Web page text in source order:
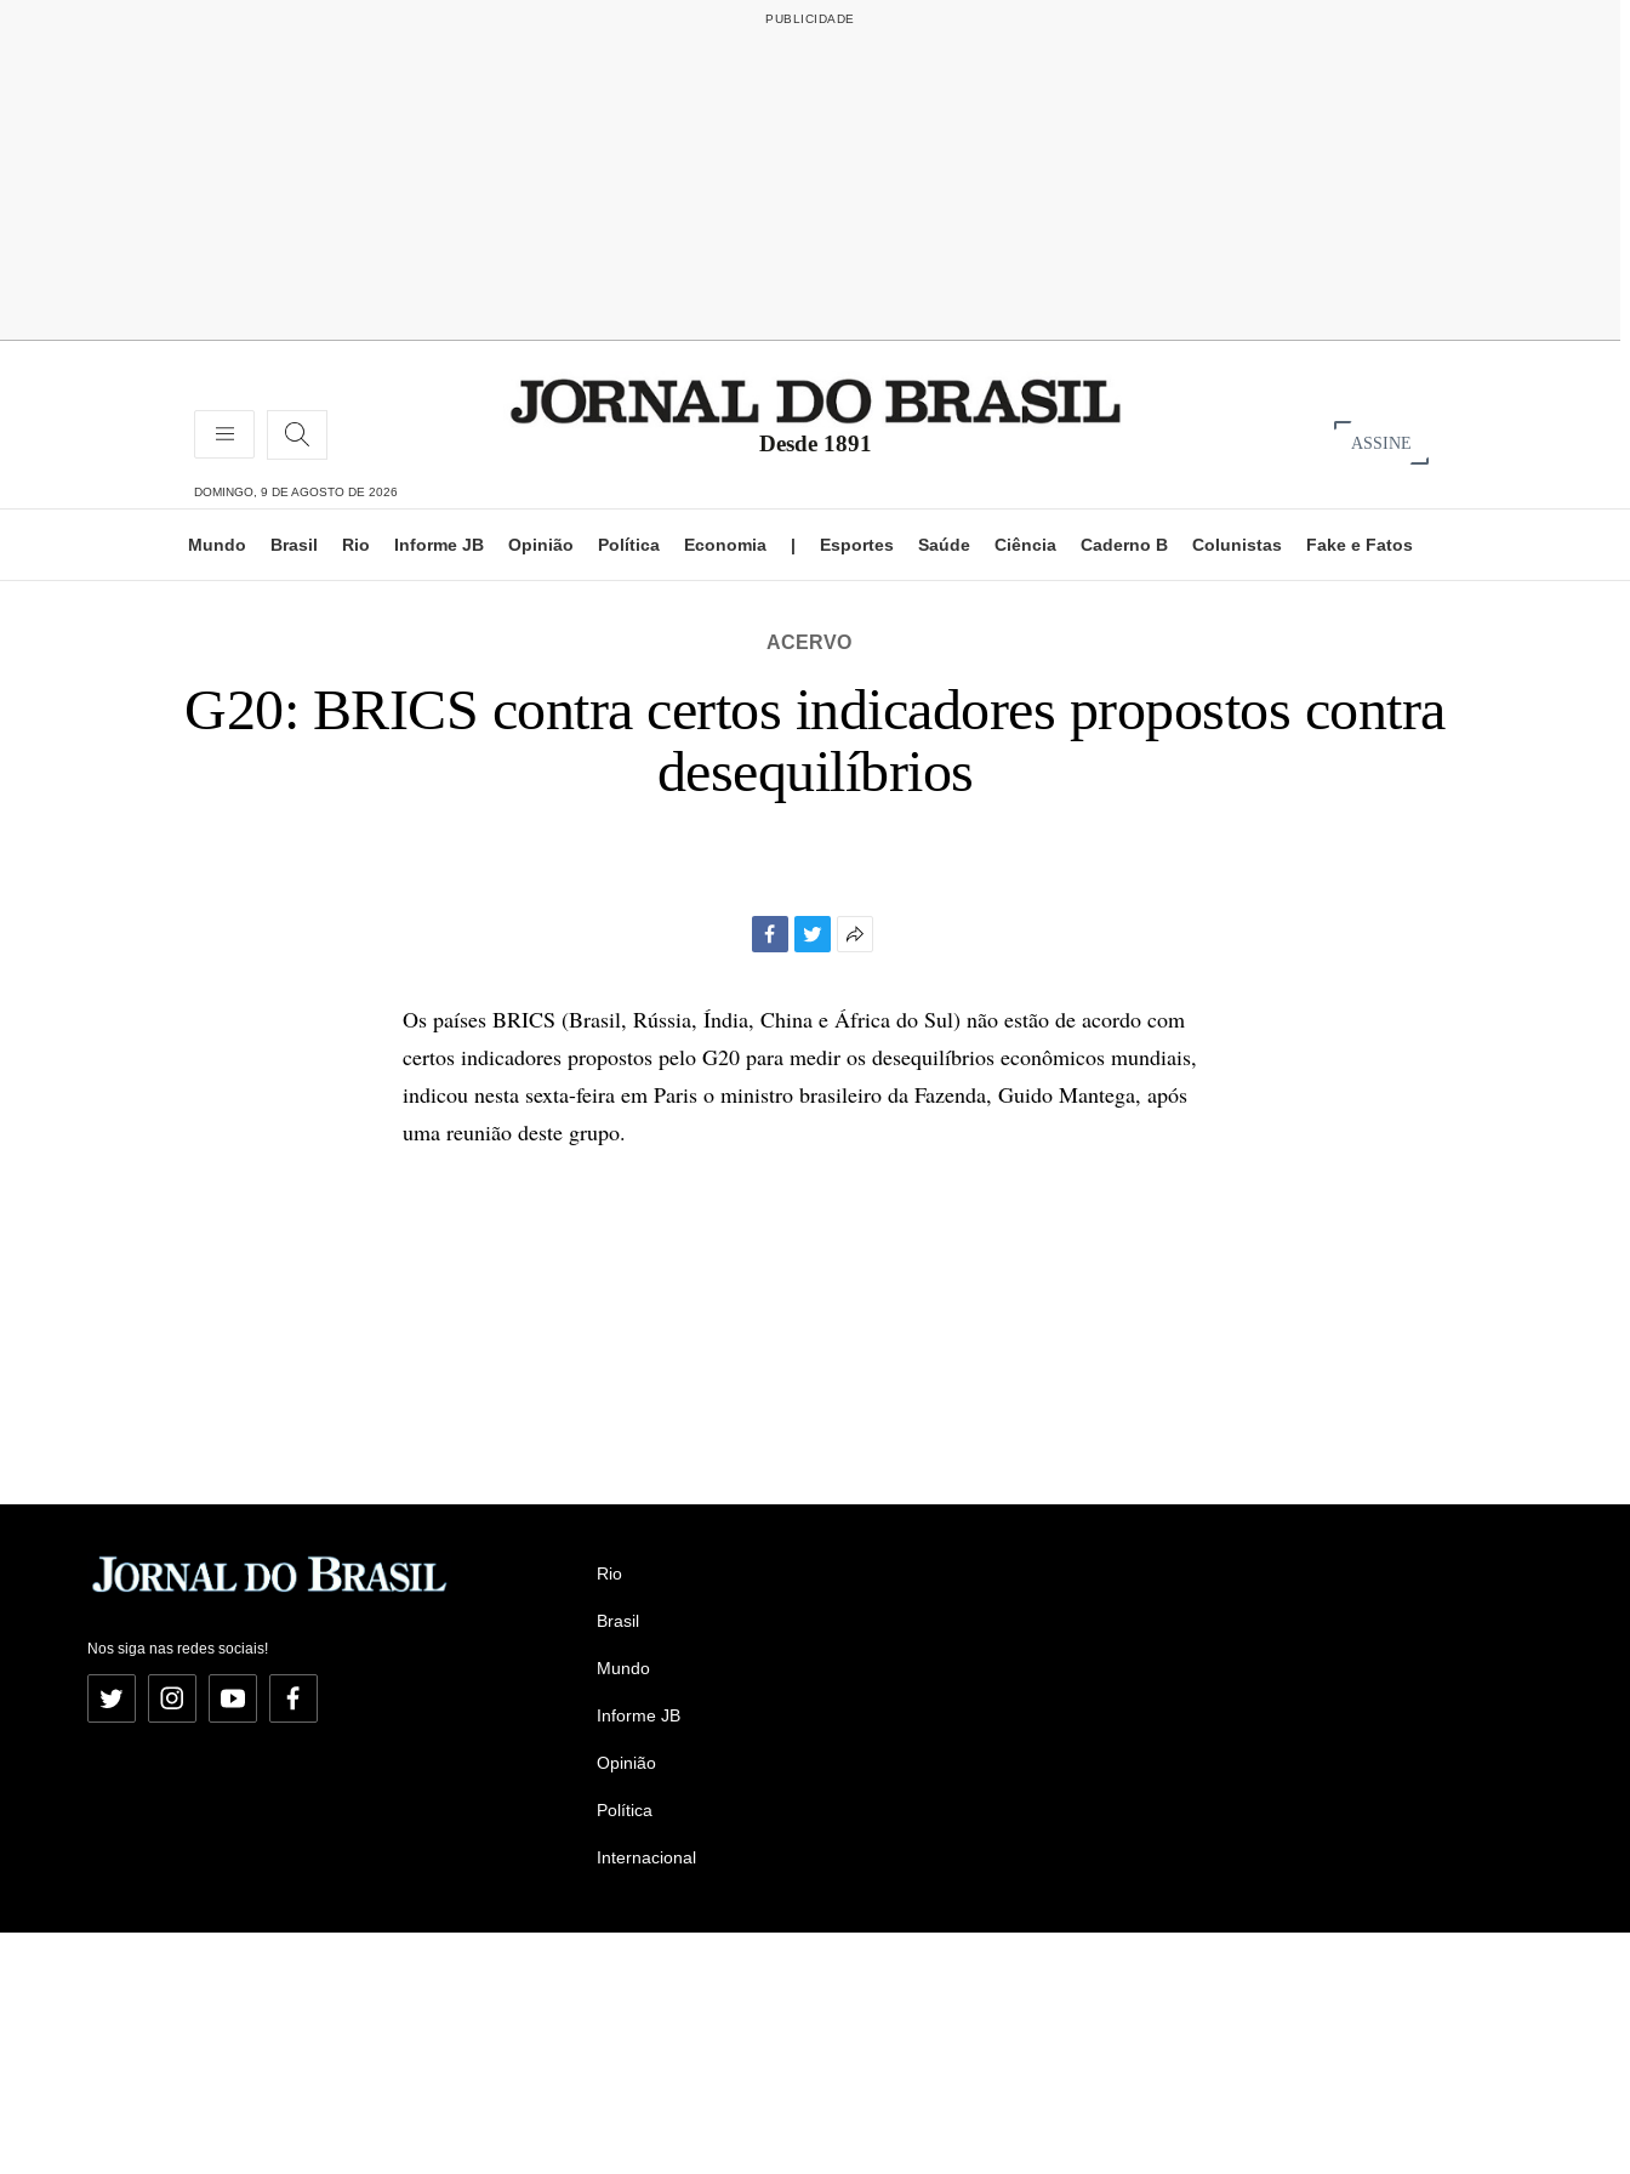
Desde 1891 ASSINE
DOMINGO, 9 DE AGOSTO DE 2026
Mundo Brasil Rio Informe JB Opinião Política Economia | Esportes Saúde Ciência Caderno B Colunistas Fake e Fatos
ACERVO
G20: BRICS contra certos indicadores propostos contra
desequilíbrios
compartilhamento
Os países BRICS (Brasil, Rússia, Índia, China e África do Sul) não estão de acordo com
certos indicadores propostos pelo G20 para medir os desequilíbrios econômicos mundiais,
indicou nesta sexta-feira em Paris o ministro brasileiro da Fazenda, Guido Mantega, após
uma reunião deste grupo.
Nos siga nas redes sociais!
Twitter InstagramYouTubeFacebook
Rio
Brasil
Mundo
Informe JB
Opinião
Política
Internacional